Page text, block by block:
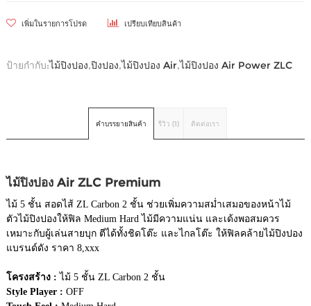
เพิ่มในรายการโปรด เปรียบเทียบสินค้า
ป้ายกำกับ:ไม้ปิงปอง,ปิงปอง,ไม้ปิงปอง Air,ไม้ปิงปอง Air Power ZLC
คำบรรยายสินค้า รีวิว (1) ติดต่อเรา
ไม้ปิงปอง Air ZLC Premium
ไม้ 5 ชั้น สอดไส้ ZL Carbon 2 ชั้น ช่วยเพิ่มความสม่ำเสมอของหน้าไม้
ตัวไม้ปิงปองให้ฟิล Medium Hard ไม้มีความแน่น และเด้งพอสมควร
เหมาะกับผู้เล่นสายบุก ตีได้ทั้งชิดโต๊ะ และไกลโต๊ะ ให้ฟิลคล้ายไม้ปิงปอง
แบรนด์ดัง ราคา 8,xxx
โครงสร้าง : ไม้ 5 ชั้น ZL Carbon 2 ชั้น
Style Player : OFF